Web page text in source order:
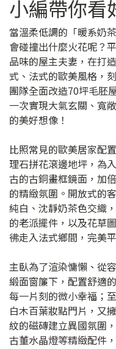
小編帶你看
當溫柔低調的「暖系奶
會碰撞出什麼火花呢？
品味的屋主夫妻，在打
式、法式的歐美風格，
團隊全面改造70坪毛胚
一次實現大氣玄關、寬
的美好想像！
比照常見的歐美居家配
理石拼花滾邊地坪，為
古的古銅畫框鏡面，加
的精緻氛圍。開放式的
純白、沈靜奶茶色交織
的老派擺件，以及花草
彿走入法式鄉間，完美
主臥為了渲染慵懶、從
緞面窗簾下，配置舒適
每一片刻的微小幸福；
白木百葉妝點門片，又
紋的磁磚建立異國氛圍
古董水晶燈等精緻配件